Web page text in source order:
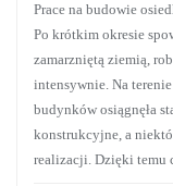
Prace na budowie
Po krótkim okresie
zamarzniętą ziemią,
intensywnie. Na
budynków osiągnęła
konstrukcyjne, a
realizacji. Dzięki temu